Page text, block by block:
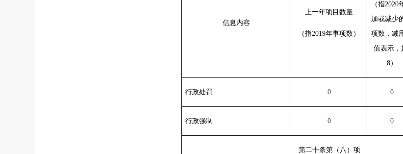
信息内容
上一年项目数量
（指2019年事项数）
（指2020
加或减少
项数，减
值表示，
8）
行政处罚 0 0
行政强制 0 0
第二十条第（八）项